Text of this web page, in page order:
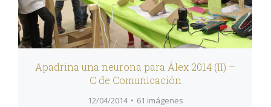
Apadrina una neurona para Álex 2014 (II) –
C de Comunicación
12/04/2014 61 imágenes